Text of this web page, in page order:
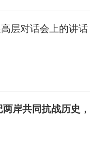
层对话会上的讲话
岸共同抗战历史